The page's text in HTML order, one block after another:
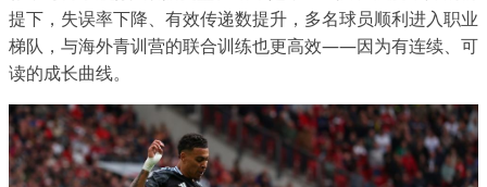
提下，失误率下降、有效传递数提升，多名球员顺利进入职业
梯队，与海外青训营的联合训练也更高效——因为有连续、可
读的成长曲线。